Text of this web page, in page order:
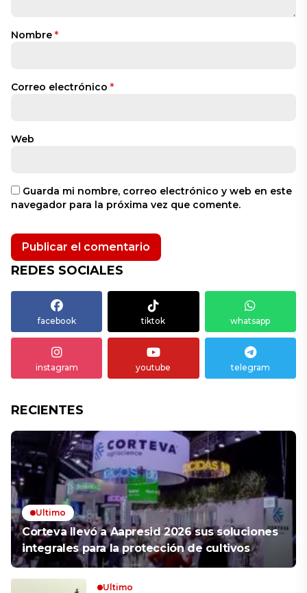
Nombre *
Correo electrónico *
Web
Guarda mi nombre, correo electrónico y web en este
navegador para la próxima vez que comente.
REDES SOCIALES
facebook tiktok whatsapp
instagram youtube telegram
RECIENTES
Ultimo
Corteva llevó a Aapresid 2026 sus soluciones
integrales para la protección de cultivos
Ultimo